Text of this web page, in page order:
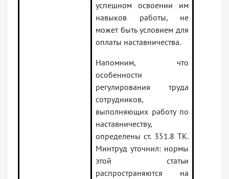
успешном освоении им
навыков работы, не
может быть условием для
оплаты наставничества.
Напомним, что
особенности
регулирования труда
сотрудников,
выполняющих работу по
наставничеству,
определены ст. 351.8 ТК.
Минтруд уточнил: нормы
этой статьи
распространяются на